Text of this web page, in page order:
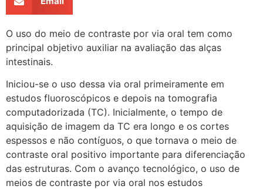
O uso do meio de contraste por via oral tem como
principal objetivo auxiliar na avaliação das alças
intestinais.
Iniciou-se o uso dessa via oral primeiramente em
estudos fluoroscópicos e depois na tomografia
computadorizada (TC). Inicialmente, o tempo de
aquisição de imagem da TC era longo e os cortes
espessos e não contíguos, o que tornava o meio de
contraste oral positivo importante para diferenciação
das estruturas. Com o avanço tecnológico, o uso de
meios de contraste por via oral nos estudos